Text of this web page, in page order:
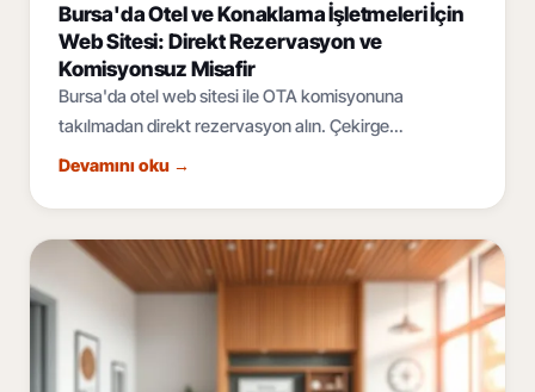
Bursa'da Otel ve Konaklama İşletmeleri İçin
Web Sitesi: Direkt Rezervasyon ve
Komisyonsuz Misafir
Bursa'da otel web sitesi ile OTA komisyonuna
takılmadan direkt rezervasyon alın. Çekirge
termalinden Uludağ'a, çok dilli ve mobil öncelikli
Devamını oku →